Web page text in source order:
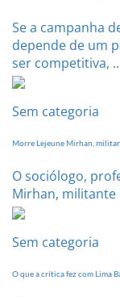
Se a campanha
depende de um
ser competitiva,
Sem categoria
Morre Lejeune Mirhan,
O sociólogo,
Mirhan, militante
Sem categoria
O que a crítica fez com Lima